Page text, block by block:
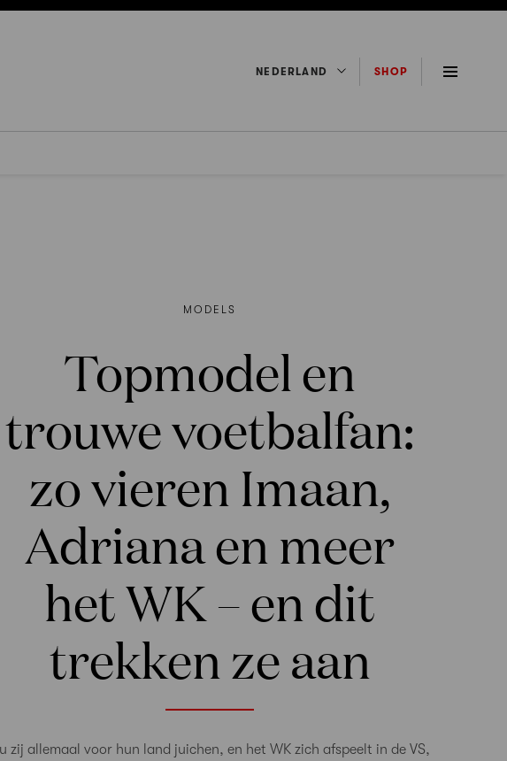
NEDERLAND SHOP
MODELS
Topmodel en
trouwe voetbalfan:
zo vieren Imaan,
Adriana en meer
het WK – en dit
trekken ze aan
zij allemaal voor hun land juichen, en het WK zich afspeelt in de VS,